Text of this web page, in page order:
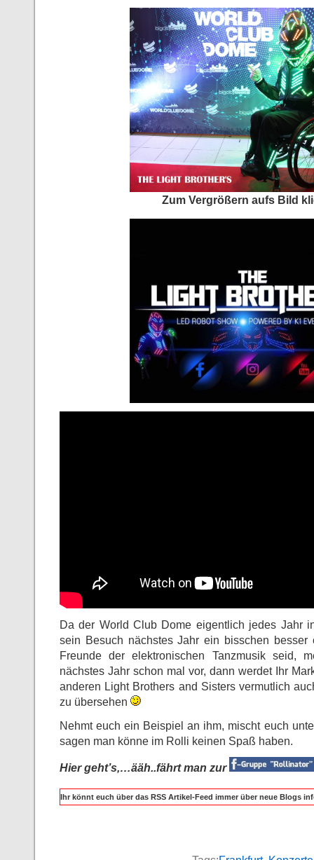
Zum Vergrößern aufs Bild
Da der World Club Dome eigentlich jedes Jahr
sein Besuch nächstes Jahr ein bisschen besser
Freunde der elektronischen Tanzmusik seid,
nächstes Jahr schon mal vor, dann werdet Ihr
anderen Light Brothers and Sisters vermutlich
zu übersehen
Nehmt euch ein Beispiel an ihm, mischt euch
sagen man könne im Rolli keinen Spaß haben.
Hier geht’s,…ääh..fährt man zur
Ihr könnt euch über das RSS Artikel-Feed immer über neue Blogs